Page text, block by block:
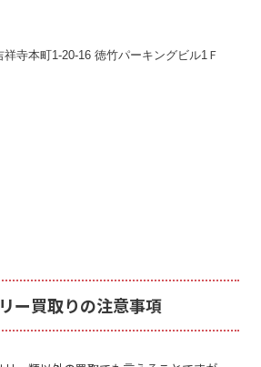
寺本町1-20-16 徳竹パーキングビル1Ｆ
ー買取りの注意事項